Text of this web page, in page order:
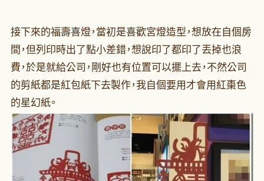
接下來的福壽喜燈，當初是喜歡宮燈造型，想放在自個房
間，但列印時出了點小差錯，想說印了都印了丟掉也浪
費，於是就給公司，剛好也有位置可以擺上去，不然公司
的剪紙都是紅包紙下去製作，我自個要用才會用紅棗色
的星幻紙。